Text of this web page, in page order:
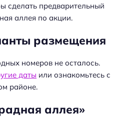
сделать предварительный
аллея по акции.
размещения
номеров не осталось.
даты или ознакомьтесь с
районе.
аллея»